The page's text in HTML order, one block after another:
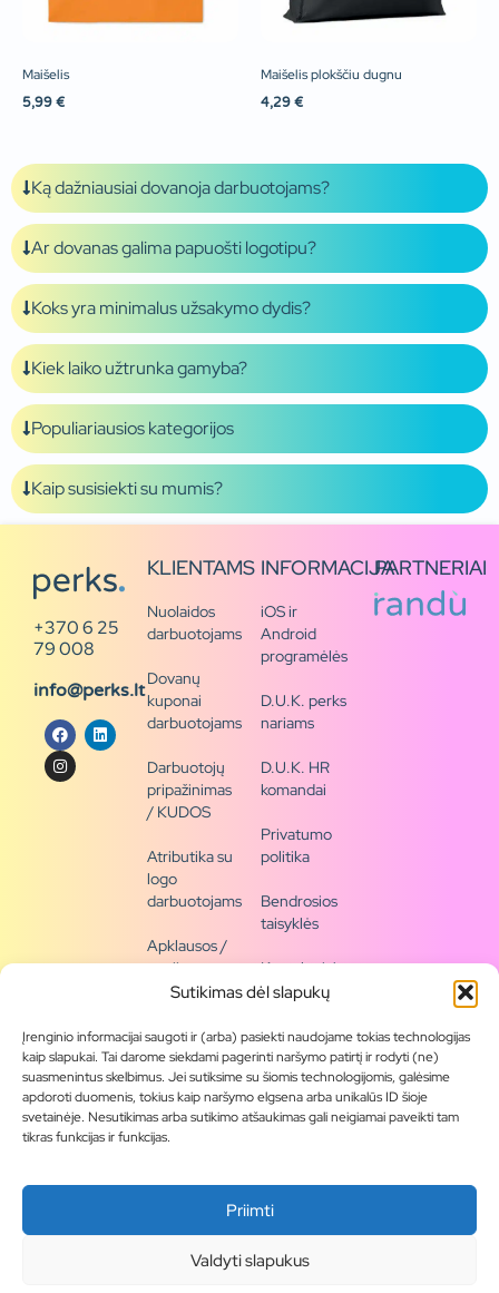
Sutikimas dėl slapukų
Įrenginio informacijai saugoti ir (arba) pasiekti naudojame tokias technologijas
kaip slapukai. Tai darome siekdami pagerinti naršymo patirtį ir rodyti (ne)
suasmenintus skelbimus. Jei sutiksime su šiomis technologijomis, galėsime
apdoroti duomenis, tokius kaip naršymo elgsena arba unikalūs ID šioje
svetainėje. Nesutikimas arba sutikimo atšaukimas gali neigiamai paveikti tam
tikras funkcijas ir funkcijas.
Priimti
Valdyti slapukus
Maišelis
5,99 €
Maišelis plokščiu dugnu
4,29 €
Ką dažniausiai dovanoja darbuotojams?
Ar dovanas galima papuošti logotipu?
Koks yra minimalus užsakymo dydis?
Kiek laiko užtrunka gamyba?
Populiariausios kategorijos
Kaip susisiekti su mumis?
+370 6 25
79 008
info@perks.lt
KLIENTAMS
Nuolaidos
darbuotojams
Dovanų
kuponai
darbuotojams
Darbuotojų
pripažinimas
/ KUDOS
Atributika su
logo
darbuotojams
Apklausos /
naujienų
siena
Tapkite
partneriu
Visas
produktų
asortimentas
Produktų
Blogas
INFORMACIJA
iOS ir
Android
programėlės
D.U.K. perks
nariams
D.U.K. HR
komandai
Privatumo
politika
Bendrosios
taisyklės
Kontaktai /
rekvizitai
PARTNERIAI